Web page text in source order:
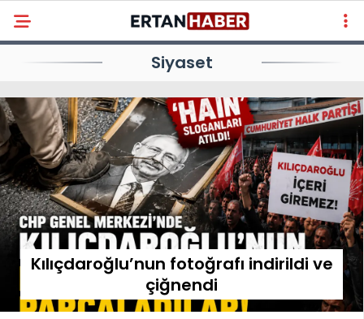
Siyaset
Kılıçdaroğlu’nun fotoğrafı indirildi ve
çiğnendi